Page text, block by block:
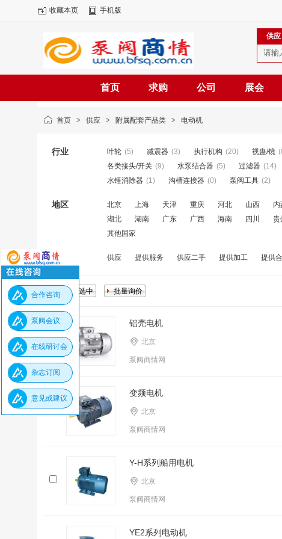
收藏本页 手机版
供应
首页 求购 公司 展会
首页 > 供应 > 附属配套产品类 > 电动机
行业 叶轮 (5) 减震器 (3) 执行机构 (20) 视蛊/镜
各类接头/开关 (9) 水泵结合器 (5) 过滤器 (14)
水锤消除器 (1) 沟槽连接器 (0) 泵阀工具 (2)
地区 北京 上海 天津 重庆 河北 山西 内
湖北
湖南 广东 广西 海南 四川 贵
其他国家
类别 供应 提供服务 供应二手 提供加工 提供
铝壳电机
北京
泵阀商情网
变频电机
北京
泵阀商情网
Y-H系列船用电机
北京
泵阀商情网
YE2系列电动机
合作咨询
泵阀会议
在线研讨会
杂志订阅
意见或建议